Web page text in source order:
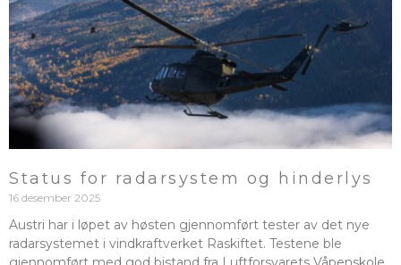
Status for radarsystem og hinderlys
16 desember 2025
Austri har i løpet av høsten gjennomført tester av det nye
radarsystemet i vindkraftverket Raskiftet. Testene ble